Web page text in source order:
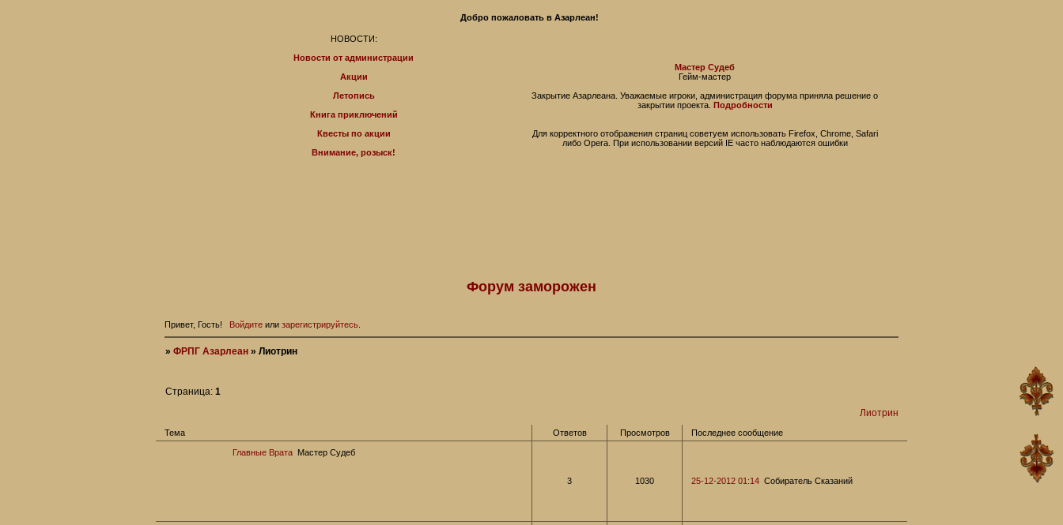
Добро пожаловать в Азарлеан!
НОВОСТИ:
Новости от администрации
Акции
Летопись
Книга приключений
Квесты по акции
Внимание, розыск!
Мастер Судеб
Гейм-мастер
Закрытие Азарлеана. Уважаемые игроки, администрация форума приняла решение о
закрытии проекта.
Подробности
Для корректного отображения страниц советуем использовать Firefox, Chrome, Safari
либо Operа. При использовании версий IE часто наблюдаются ошибки
Форум заморожен
Привет, Гость! Войдитеили зарегистрируйтесь.
»ФРПГ Азарлеан »Лиотрин
Лиотрин
Страница:1
Тема Ответов Просмотров Последнее сообщение
Главные Врата Мастер Судеб
3 1030 25-12-2012 01:14 Собиратель Сказаний